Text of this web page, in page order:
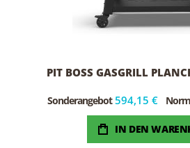
PIT BOSS GASGRILL
Sonderangebot 594,15 €
IN DEN